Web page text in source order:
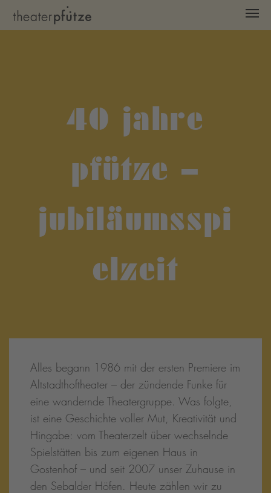
40 jahre
pfütze –
jubiläumsspi
elzeit
Alles begann 1986 mit der ersten Premiere im
Altstadthoftheater – der zündende Funke für
eine wandernde Theatergruppe. Was folgte,
ist eine Geschichte voller Mut, Kreativität und
Hingabe: vom Theaterzelt über wechselnde
Spielstätten bis zum eigenen Haus in
Gostenhof – und seit 2007 unser Zuhause in
den Sebalder Höfen. Heute zählen wir zu